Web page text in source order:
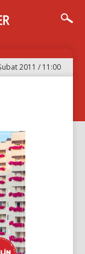
2011 / 11:00